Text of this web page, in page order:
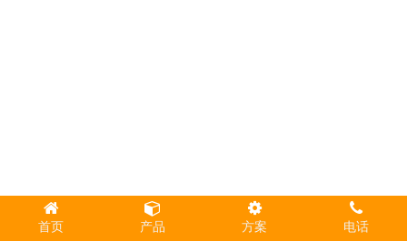
首页 产品 方案 电话